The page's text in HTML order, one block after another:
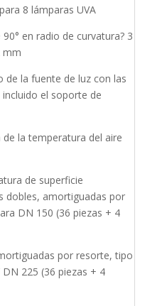
8 lámparas UVA
en radio de curvatura? 3
mm
de la fuente de luz con las
el soporte de
la temperatura del aire
de superficie
dobles, amortiguadas por
DN 150 (36 piezas + 4
por resorte, tipo
225 (36 piezas + 4